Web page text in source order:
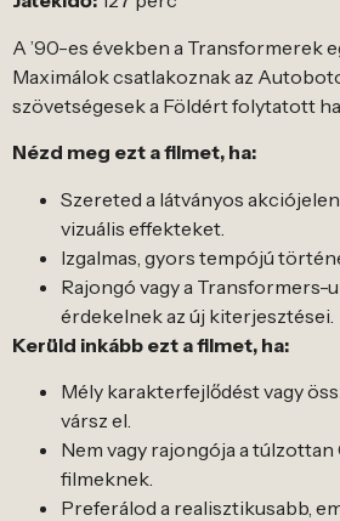
A ’90-es években a Transformerek
Maximálok csatlakoznak az
szövetségesek a Földért folytatott
Nézd meg ezt a filmet, ha:
Szereted a látványos
vizuális effekteket.
Izgalmas, gyors tempójú
Rajongó vagy a Transformers-
érdekelnek az új kiterjesztései.
Kerüld inkább ezt a filmet, ha:
Mély karakterfejlődést vagy
vársz el.
Nem vagy rajongója a
filmeknek.
Preferálod a realisztikusabb,